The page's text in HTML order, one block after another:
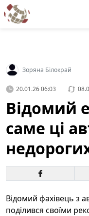
Зоряна Білокрай
20.01.26 06:03
Відомий
саме ці
Відомий фахівець з
поділився своїми